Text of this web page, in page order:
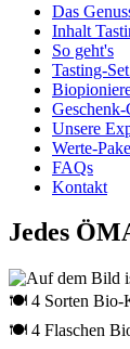
Das
Inhalt
So geht's
Tasting-
Geschenk-
Unsere
Werte-
FAQs
Kontakt
Jedes
🍽 4 Sorten Bio-
🍽 4 Flaschen